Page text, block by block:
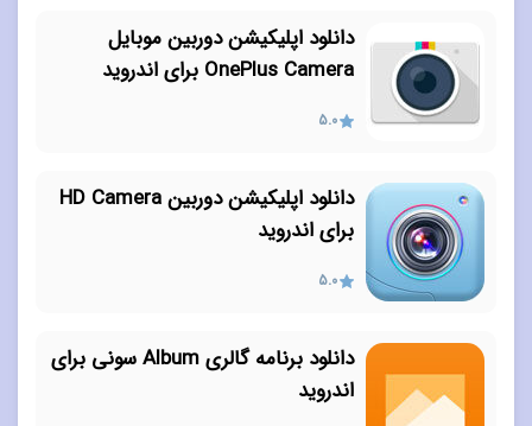
دانلود اپلیکیشن دوربین موبایل
OnePlus Camera برای اندروید
5.0
دانلود اپلیکیشن دوربین HD Camera
برای اندروید
5.0
دانلود برنامه گالری Album سونی برای
اندروید